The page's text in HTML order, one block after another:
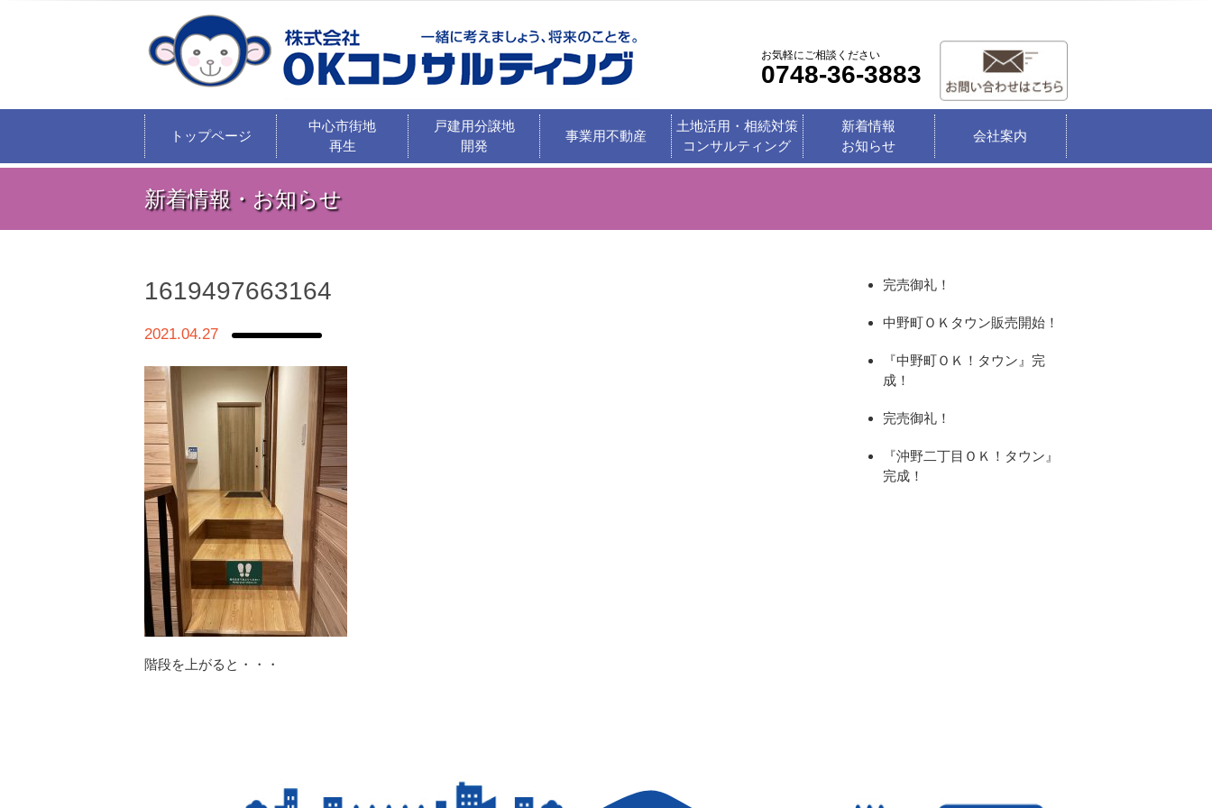
お気軽にご相談ください
0748-36-3883
トップページ
中心市街地
再生
戸建用分譲地
開発
事業用不動産
土地活用・相続対策
コンサルティング
新着情報
お知らせ
会社案内
新着情報・お知らせ
1619497663164
2021.04.27
階段を上がると・・・
完売御礼！
中野町ＯＫタウン販売開始！
『中野町ＯＫ！タウン』完
成！
完売御礼！
『沖野二丁目ＯＫ！タウン』
完成！